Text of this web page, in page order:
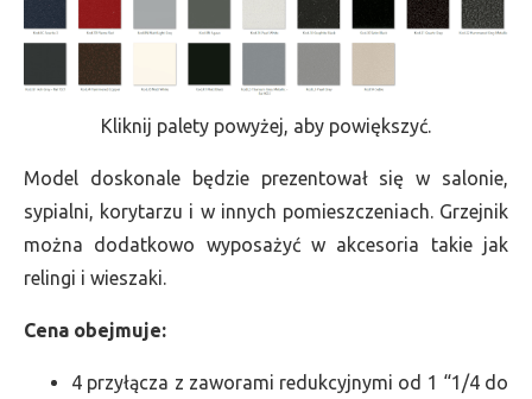
Kliknij palety powyżej, aby powiększyć.
Model doskonale będzie prezentował się w salonie,
sypialni, korytarzu i w innych pomieszczeniach. Grzejnik
można dodatkowo wyposażyć w akcesoria takie jak
relingi i wieszaki.
Cena obejmuje:
4 przyłącza z zaworami redukcyjnymi od 1 “1/4 do